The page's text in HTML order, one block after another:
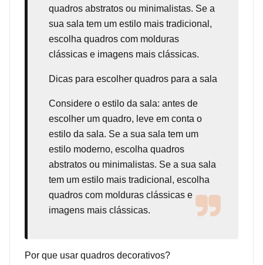
quadros abstratos ou minimalistas. Se a
sua sala tem um estilo mais tradicional,
escolha quadros com molduras
clássicas e imagens mais clássicas.
Dicas para escolher quadros para a sala
Considere o estilo da sala: antes de
escolher um quadro, leve em conta o
estilo da sala. Se a sua sala tem um
estilo moderno, escolha quadros
abstratos ou minimalistas. Se a sua sala
tem um estilo mais tradicional, escolha
quadros com molduras clássicas e
imagens mais clássicas.
Por que usar quadros decorativos?